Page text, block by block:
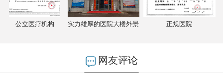
公立医疗机构 实力雄厚的医院大楼外景 正规医院
网友评论
不然排队都要排好久…
燕儿：